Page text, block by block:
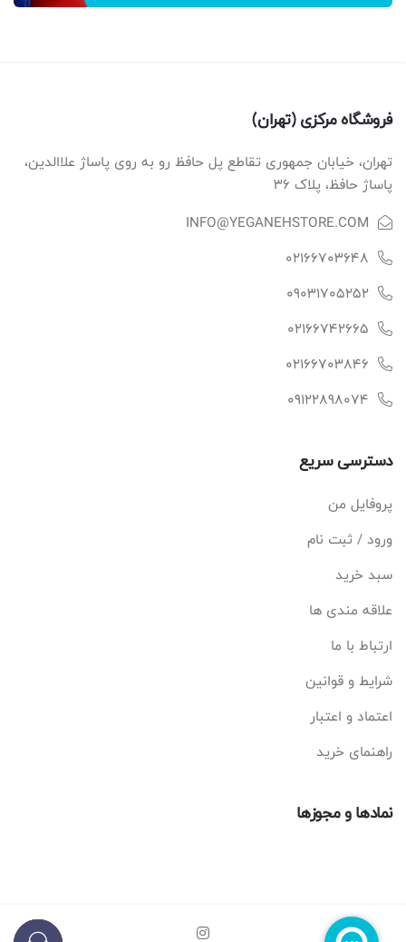
فروشگاه مرکزی (تهران)
تهران، خیابان جمهوری تقاطع پل حافظ رو به روی پاساژ علاالدین،
پاساژ حافظ، پلاک ۳۶
INFO@YEGANEHSTORE.COM
02166703648
09031705252
02166742665
02166703846
09122898074
دسترسی سریع
پروفایل من
ورود / ثبت نام
سبد خرید
علاقه مندی ها
ارتباط با ما
شرایط و قوانین
اعتماد و اعتبار
راهنمای خرید
نمادها و مجوزها